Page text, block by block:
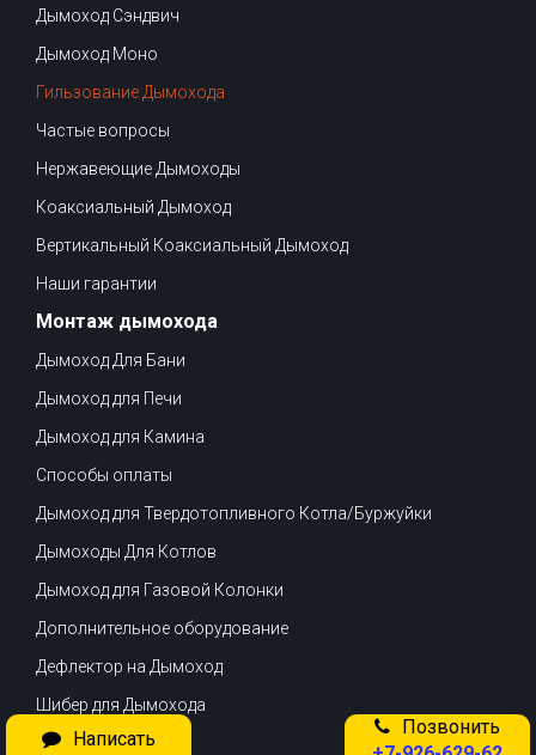
Дымоход Сэндвич
Дымоход Моно
Гильзование Дымохода
Частые вопросы
Нержавеющие Дымоходы
Коаксиальный Дымоход
Вертикальный Коаксиальный Дымоход
Наши гарантии
Монтаж дымохода
Дымоход Для Бани
Дымоход для Печи
Дымоход для Камина
Способы оплаты
Дымоход для Твердотопливного Котла/Буржуйки
Дымоходы Для Котлов
Дымоход для Газовой Колонки
Дополнительное оборудование
Дефлектор на Дымоход
Шибер для Дымохода
Доставка
Позвонить
Написать